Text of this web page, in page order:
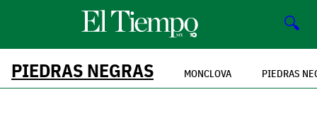
🔍
PIEDRAS NEGRAS MONCLOVA PIEDRAS